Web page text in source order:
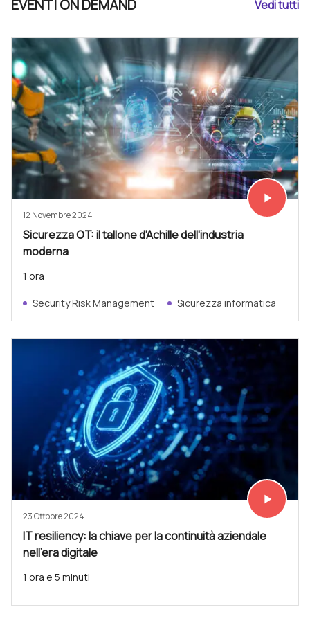
EVENTI ON DEMAND Vedi tutti
Vedi subito
play_arrow
12 Novembre 2024
Sicurezza OT: il tallone d'Achille dell'industria
moderna
1 ora
Security Risk Management Sicurezza informatica
Vedi subito
play_arrow
23 Ottobre 2024
IT resiliency: la chiave per la continuità aziendale
nell'era digitale
1 ora e 5 minuti